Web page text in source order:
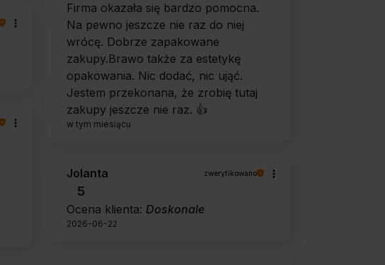
Firma okazała się bardzo pomocna.
Na pewno jeszcze nie raz do niej
wrócę. Dobrze zapakowane
zakupy.Brawo także za estetykę
opakowania. Nic dodać, nic ująć.
Jestem przekonana, że zrobię tutaj
zakupy jeszcze nie raz. 👍️
w tym miesiącu
Jolanta zweryfikowano
5
Ocena klienta: Doskonale
2026-06-22